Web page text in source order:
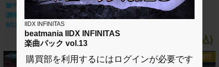
IIDX INFINITAS
beatmania IIDX INFINITAS
楽曲パック vol.13
購買部を利用するにはログインが必要です
施中！！
(開催期間 2026/08/05 10:00 ～ 2026/0
8/31 09:59)
5390円(税込) 2480円(税込)